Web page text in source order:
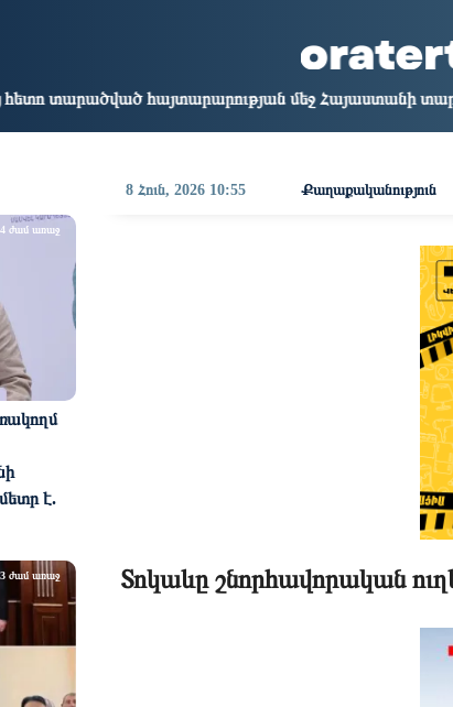
Los Angeles
01:36
մեջ Հայաստանի տարածքը 29800
է.
4 ժամ առաջ
3 ժամ առաջ
8 Հուն, 2026 10:55 Քաղաքականություն
Տոկաևը շնորհավորական